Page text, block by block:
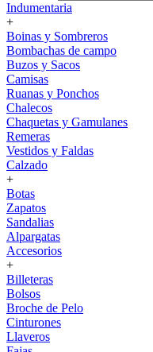
Indumentaria
+
Boinas y Sombreros
Bombachas de campo
Buzos y Sacos
Camisas
Ruanas y Ponchos
Chalecos
Chaquetas y Gamulanes
Remeras
Vestidos y Faldas
Calzado
+
Botas
Zapatos
Sandalias
Alpargatas
Accesorios
+
Billeteras
Bolsos
Broche de Pelo
Cinturones
Llaveros